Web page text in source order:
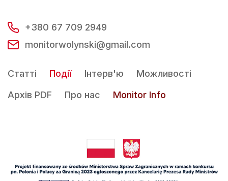
+380 67 709 2949
monitorwolynski@gmail.com
Статті Події Інтерв'ю
Можливості
Архів PDF
Про нас Monitor Info